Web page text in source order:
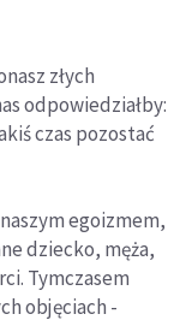
złych
odpowiedziałby:
czas pozostać
egoizmem,
dziecko, męża,
Tymczasem
objęciach -